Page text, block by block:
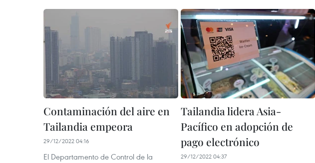
Contaminación del aire en
Tailandia empeora
29/12/2022 04:16
El Departamento de Control de la
Tailandia lidera Asia-
Pacífico en adopción de
pago electrónico
29/12/2022 04:37